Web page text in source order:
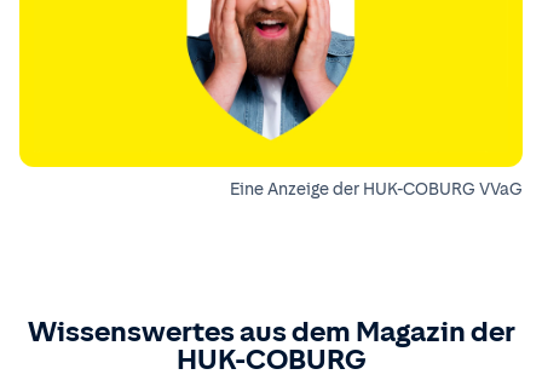
Eine Anzeige der HUK-COBURG VVaG
Wissenswertes aus dem Magazin der
HUK-COBURG